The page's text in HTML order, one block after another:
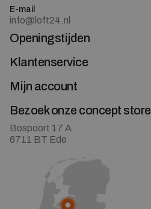
E-mail
info@loft24.nl
Openingstijden
Klantenservice
Mijn account
Bezoek onze concept store
Bospoort 17 A
6711 BT Ede